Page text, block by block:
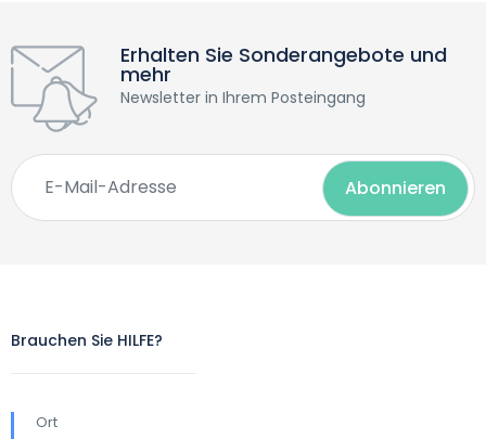
Erhalten Sie Sonderangebote und
mehr
Newsletter in Ihrem Posteingang
Brauchen Sie HILFE?
Ort